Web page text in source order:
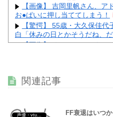
【画像】 吉岡里帆さん、ア
お●ぱいに押し当ててしまう！
【驚愕】 55歳・大久保佳代
白「休みの日とかそうだね、
【画像】 めるる、ヒルナン
Powered by livedoor 相互
関連記事
FF衰退はいつ